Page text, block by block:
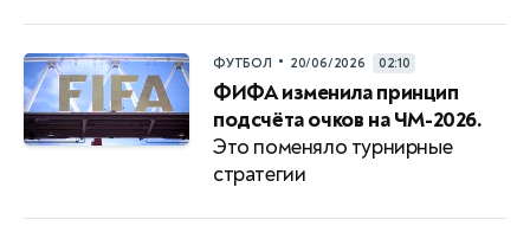
ФУТБОЛ • 20/06/2026 02:10
ФИФА изменила принцип
подсчёта очков на ЧМ-2026.
Это поменяло турнирные
стратегии